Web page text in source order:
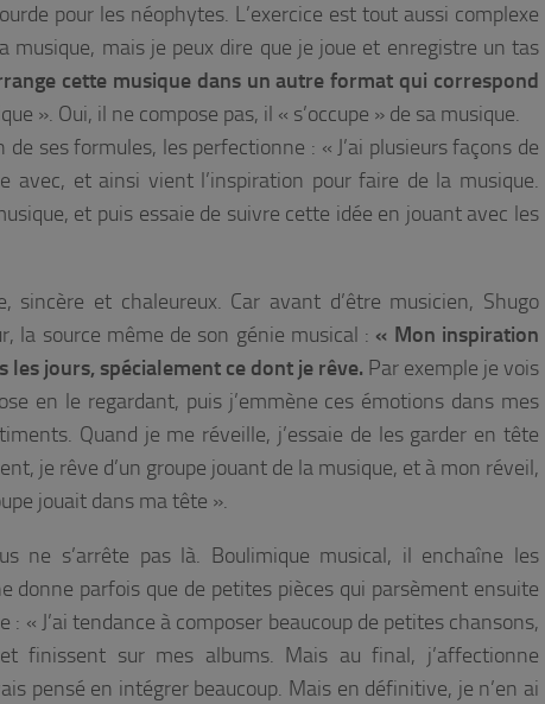
pour les néophytes. L’exercice est tout aussi complexe
musique, mais je peux dire que je joue et enregistre un tas
cette musique dans un autre format qui correspond
». Oui, il ne compose pas, il « s’occupe » de sa musique.
de ses formules, les perfectionne : « J’ai plusieurs façons de
avec, et ainsi vient l’inspiration pour faire de la musique.
et puis essaie de suivre cette idée en jouant avec les
sincère et chaleureux. Car avant d’être musicien, Shugo
la source même de son génie musical : « Mon inspiration
jours, spécialement ce dont je rêve. Par exemple je vois
en le regardant, puis j’emmène ces émotions dans mes
Quand je me réveille, j’essaie de les garder en tête
je rêve d’un groupe jouant de la musique, et à mon réveil,
jouait dans ma tête ».
ne s’arrête pas là. Boulimique musical, il enchaîne les
donne parfois que de petites pièces qui parsèment ensuite
: « J’ai tendance à composer beaucoup de petites chansons,
finissent sur mes albums. Mais au final, j’affectionne
pensé en intégrer beaucoup. Mais en définitive, je n’en ai